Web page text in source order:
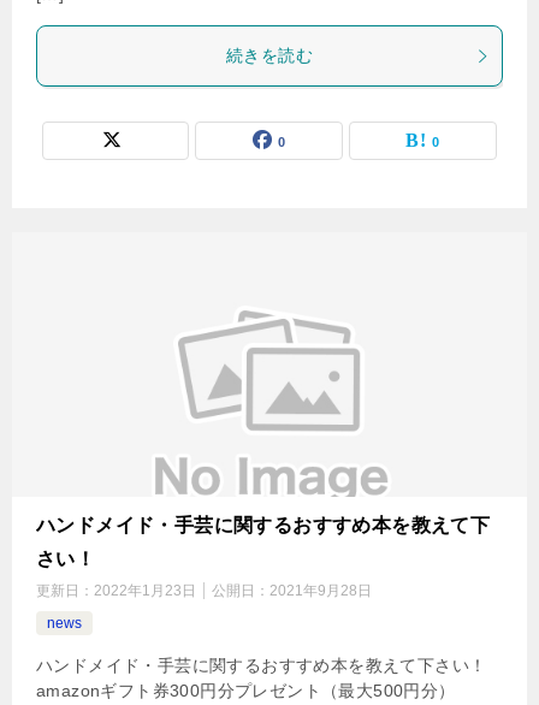
続きを読む
0 0
ハンドメイド・手芸に関するおすすめ本を教えて下
さい！
更新日： 2022年1月23日 公開日： 2021年9月28日
news
ハンドメイド・手芸に関するおすすめ本を教えて下さい！
amazonギフト券300円分プレゼント（最大500円分）